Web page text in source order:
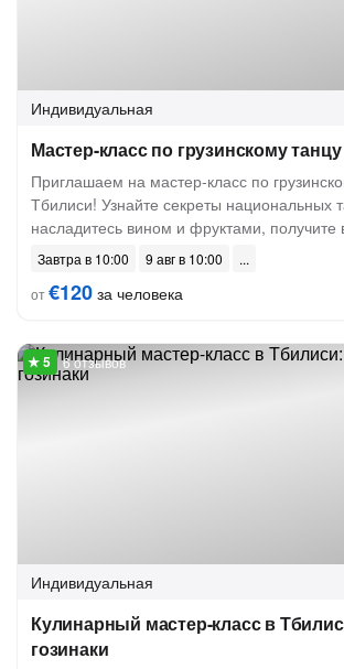
Индивидуальная
Мастер-класс по грузинскому
Приглашаем на мастер-класс по
Тбилиси! Узнайте секреты национальных
насладитесь вином и фруктами, получите
Завтра в 10:00
9 авг в 10:00
от€120 за человека
6 отзывов
Индивидуальная
Кулинарный мастер-класс в
гозинаки